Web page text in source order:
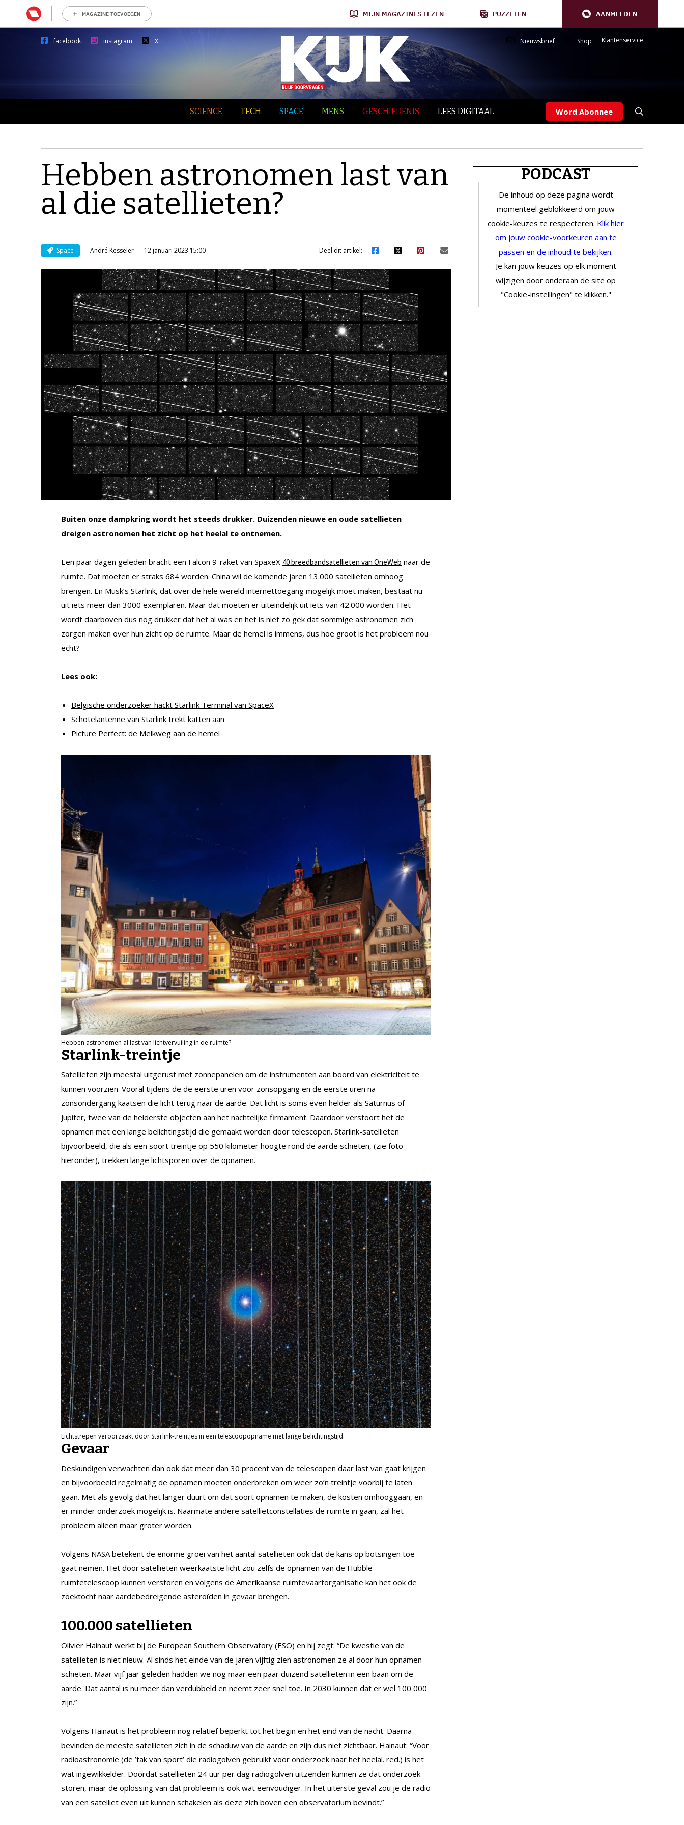
MAGAZINE TOEVOEGEN MIJN MAGAZINES LEZEN PUZZELEN AANMELDEN
facebook instagram X Nieuwsbrief Shop Klantenservice
SCIENCE TECH SPACE MENS GESCHIEDENIS LEES DIGITAAL Word Abonnee
Hebben astronomen last van
al die satellieten?
Space André Kesseler 12 januari 2023 15:00 Deel dit artikel:
Buiten onze dampkring wordt het steeds drukker. Duizenden nieuwe en oude satellieten
dreigen astronomen het zicht op het heelal te ontnemen.
Een paar dagen geleden bracht een Falcon 9-raket van SpaxeX 40 breedbandsatellieten van OneWeb naar de
ruimte. Dat moeten er straks 684 worden. China wil de komende jaren 13.000 satellieten omhoog
brengen. En Musk’s Starlink, dat over de hele wereld internettoegang mogelijk moet maken, bestaat nu
uit iets meer dan 3000 exemplaren. Maar dat moeten er uiteindelijk uit iets van 42.000 worden. Het
wordt daarboven dus nog drukker dat het al was en het is niet zo gek dat sommige astronomen zich
zorgen maken over hun zicht op de ruimte. Maar de hemel is immens, dus hoe groot is het probleem nou
echt?
Lees ook:
Belgische onderzoeker hackt Starlink Terminal van SpaceX
Schotelantenne van Starlink trekt katten aan
Picture Perfect: de Melkweg aan de hemel
Hebben astronomen al last van lichtvervuiling in de ruimte?
Starlink-treintje
Satellieten zijn meestal uitgerust met zonnepanelen om de instrumenten aan boord van elektriciteit te
kunnen voorzien. Vooral tijdens de de eerste uren voor zonsopgang en de eerste uren na
zonsondergang kaatsen die licht terug naar de aarde. Dat licht is soms even helder als Saturnus of
Jupiter, twee van de helderste objecten aan het nachtelijke firmament. Daardoor verstoort het de
opnamen met een lange belichtingstijd die gemaakt worden door telescopen. Starlink-satellieten
bijvoorbeeld, die als een soort treintje op 550 kilometer hoogte rond de aarde schieten, (zie foto
hieronder), trekken lange lichtsporen over de opnamen.
Lichtstrepen veroorzaakt door Starlink-treintjes in een telescoopopname met lange belichtingstijd.
Gevaar
Deskundigen verwachten dan ook dat meer dan 30 procent van de telescopen daar last van gaat krijgen
en bijvoorbeeld regelmatig de opnamen moeten onderbreken om weer zo’n treintje voorbij te laten
gaan. Met als gevolg dat het langer duurt om dat soort opnamen te maken, de kosten omhooggaan, en
er minder onderzoek mogelijk is. Naarmate andere satellietconstellaties de ruimte in gaan, zal het
probleem alleen maar groter worden.
Volgens NASA betekent de enorme groei van het aantal satellieten ook dat de kans op botsingen toe
gaat nemen. Het door satellieten weerkaatste licht zou zelfs de opnamen van de Hubble
ruimtetelescoop kunnen verstoren en volgens de Amerikaanse ruimtevaartorganisatie kan het ook de
zoektocht naar aardebedreigende asteroïden in gevaar brengen.
100.000 satellieten
Olivier Hainaut werkt bij de European Southern Observatory (ESO) en hij zegt: “De kwestie van de
satellieten is niet nieuw. Al sinds het einde van de jaren vijftig zien astronomen ze al door hun opnamen
schieten. Maar vijf jaar geleden hadden we nog maar een paar duizend satellieten in een baan om de
aarde. Dat aantal is nu meer dan verdubbeld en neemt zeer snel toe. In 2030 kunnen dat er wel 100 000
zijn.”
Volgens Hainaut is het probleem nog relatief beperkt tot het begin en het eind van de nacht. Daarna
bevinden de meeste satellieten zich in de schaduw van de aarde en zijn dus niet zichtbaar. Hainaut: “Voor
radioastronomie (de ’tak van sport’ die radiogolven gebruikt voor onderzoek naar het heelal. red.) is het
wat ingewikkelder. Doordat satellieten 24 uur per dag radiogolven uitzenden kunnen ze dat onderzoek
storen, maar de oplossing van dat probleem is ook wat eenvoudiger. In het uiterste geval zou je de radio
van een satelliet even uit kunnen schakelen als deze zich boven een observatorium bevindt.”
PODCAST
De inhoud op deze pagina wordt
momenteel geblokkeerd om jouw
cookie-keuzes te respecteren. Klik hier
om jouw cookie-voorkeuren aan te
passen en de inhoud te bekijken.
Je kan jouw keuzes op elk moment
wijzigen door onderaan de site op
"Cookie-instellingen" te klikken."